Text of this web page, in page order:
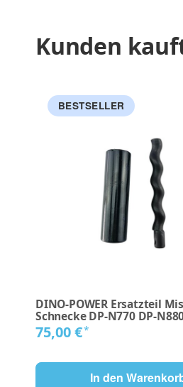
Kunden
BESTSELLER
DINO-POWER Ersatzteil
Schnecke DP-N770 DP-
75,00 €*
In den